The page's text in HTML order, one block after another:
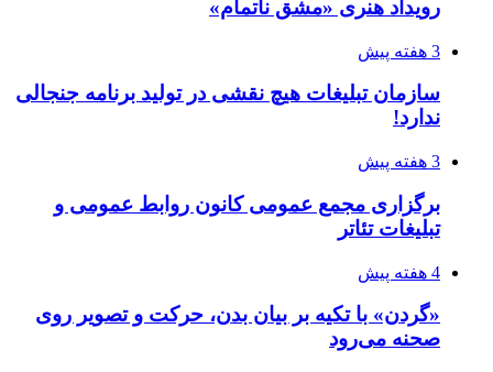
رویداد هنری «مشق ناتمام»
3 هفته پیش
سازمان تبلیغات هیچ نقشی در تولید برنامه جنجالی
ندارد!
3 هفته پیش
برگزاری مجمع عمومی کانون روابط عمومی و
تبلیغات تئاتر
4 هفته پیش
«گردن» با تکیه بر بیان بدن، حرکت و تصویر روی
صحنه می‌رود